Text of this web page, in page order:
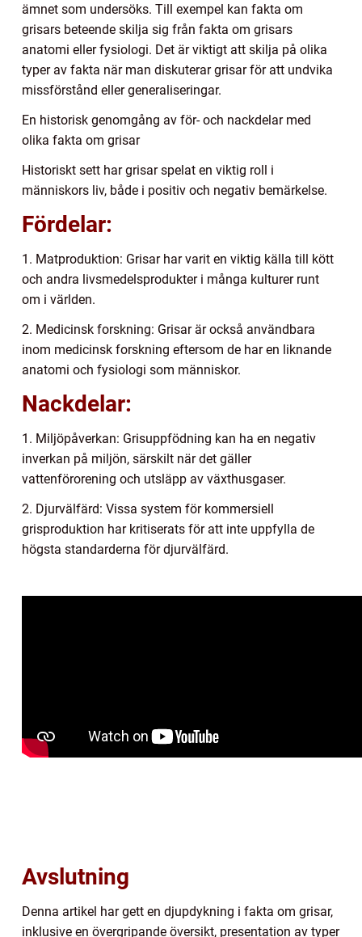
ämnet som undersöks. Till exempel kan fakta om
grisars beteende skilja sig från fakta om grisars
anatomi eller fysiologi. Det är viktigt att skilja på olika
typer av fakta när man diskuterar grisar för att undvika
missförstånd eller generaliseringar.
En historisk genomgång av för- och nackdelar med
olika fakta om grisar
Historiskt sett har grisar spelat en viktig roll i
människors liv, både i positiv och negativ bemärkelse.
Fördelar:
1. Matproduktion: Grisar har varit en viktig källa till kött
och andra livsmedelsprodukter i många kulturer runt
om i världen.
2. Medicinsk forskning: Grisar är också användbara
inom medicinsk forskning eftersom de har en liknande
anatomi och fysiologi som människor.
Nackdelar:
1. Miljöpåverkan: Grisuppfödning kan ha en negativ
inverkan på miljön, särskilt när det gäller
vattenförorening och utsläpp av växthusgaser.
2. Djurvälfärd: Vissa system för kommersiell
grisproduktion har kritiserats för att inte uppfylla de
högsta standarderna för djurvälfärd.
Avslutning
Denna artikel har gett en djupdykning i fakta om grisar,
inklusive en övergripande översikt, presentation av typer